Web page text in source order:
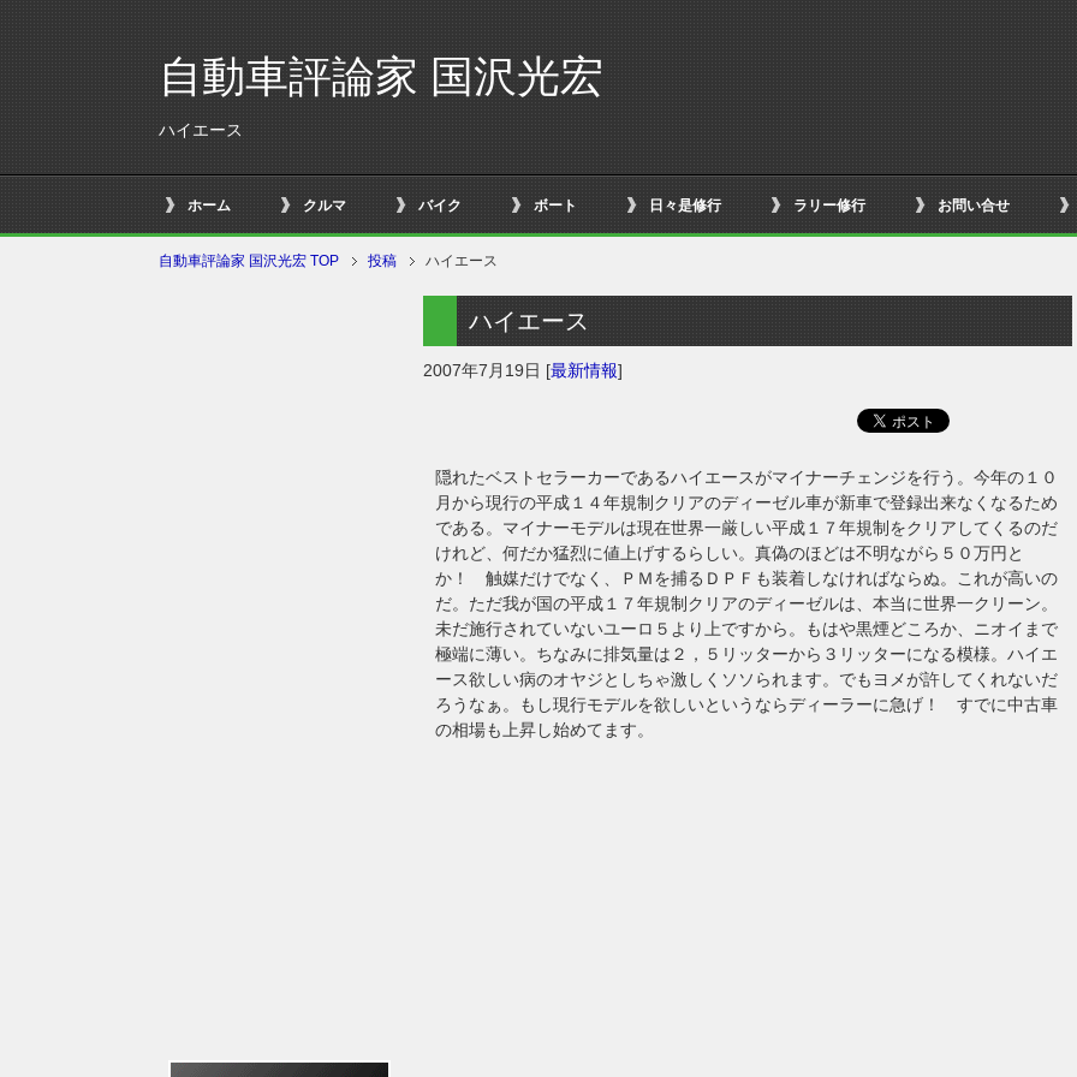
自動車評論家 国沢光宏
ハイエース
ホーム クルマ バイク ボート 日々是修行 ラリー修行 お問い合せ
自動車評論家 国沢光宏 TOP 投稿 ハイエース
ハイエース
2007年7月19日 [最新情報]
隠れたベストセラーカーであるハイエースがマイナーチェンジを行う。今年の１０
月から現行の平成１４年規制クリアのディーゼル車が新車で登録出来なくなるため
である。マイナーモデルは現在世界一厳しい平成１７年規制をクリアしてくるのだ
けれど、何だか猛烈に値上げするらしい。真偽のほどは不明ながら５０万円と
か！ 触媒だけでなく、ＰＭを捕るＤＰＦも装着しなければならぬ。これが高いの
だ。ただ我が国の平成１７年規制クリアのディーゼルは、本当に世界一クリーン。
未だ施行されていないユーロ５より上ですから。もはや黒煙どころか、ニオイまで
極端に薄い。ちなみに排気量は２，５リッターから３リッターになる模様。ハイエ
ース欲しい病のオヤジとしちゃ激しくソソられます。でもヨメが許してくれないだ
ろうなぁ。もし現行モデルを欲しいというならディーラーに急げ！ すでに中古車
の相場も上昇し始めてます。